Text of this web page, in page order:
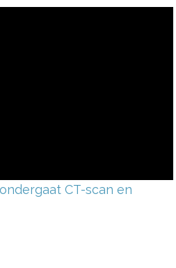
CT-scan en